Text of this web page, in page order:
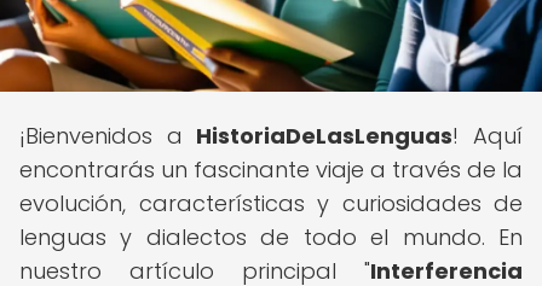
¡Bienvenidos a HistoriaDeLasLenguas! Aquí
encontrarás un fascinante viaje a través de la
evolución, características y curiosidades de
lenguas y dialectos de todo el mundo. En
nuestro artículo principal "Interferencia